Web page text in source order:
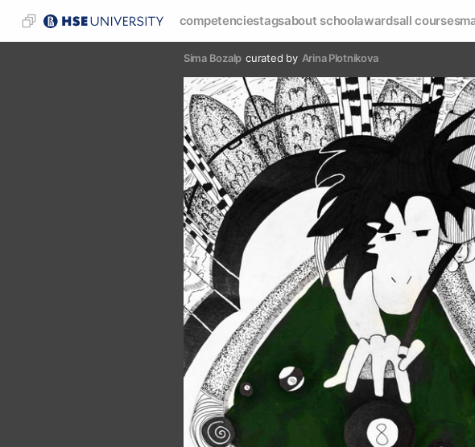
competenciestagsabout schoolawardsall courses
Sima Bozalp curated by Arina Plotnikova